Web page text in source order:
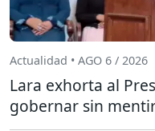
Actualidad • AGO 6 / 2026
Lara exhorta al
gobernar sin